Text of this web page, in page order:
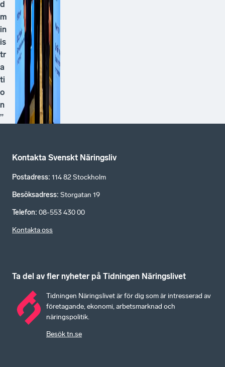
d
m
in
is
tr
a
ti
o
n
”
Kontakta Svenskt Näringsliv
Postadress: 114 82 Stockholm
Besöksadress: Storgatan 19
Telefon: 08-553 430 00
Kontakta oss
Ta del av fler nyheter på Tidningen Näringslivet
Tidningen Näringslivet är för dig som är intresserad av
företagande, ekonomi, arbetsmarknad och
näringspolitik.
Besök tn.se